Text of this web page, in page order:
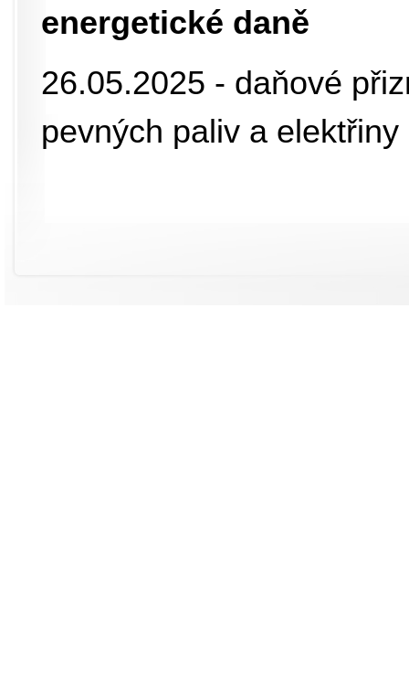
energetické daně
26.05.2025 - daňové
pevných paliv a